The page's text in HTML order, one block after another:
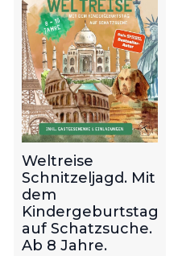
Weltreise
Schnitzeljagd. Mit
dem
Kindergeburtstag
auf Schatzsuche.
Ab 8 Jahre.